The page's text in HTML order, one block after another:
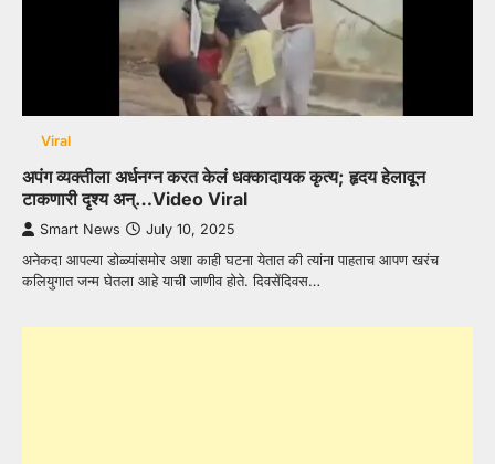
Viral
अपंग व्यक्तीला अर्धनग्न करत केलं धक्कादायक कृत्य; हृदय हेलावून
टाकणारी दृश्य अन्…Video Viral
Smart News July 10, 2025
अनेकदा आपल्या डोळ्यांसमोर अशा काही घटना येतात की त्यांना पाहताच आपण खरंच
कलियुगात जन्म घेतला आहे याची जाणीव होते. दिवसेंदिवस…